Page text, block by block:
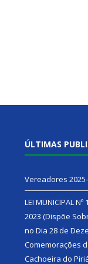
ÚLTIMAS
Vereadores
LEI MUNICIPAL
2023 (Dispõe
no Dia 28 de
Comemorações
Cachoeira do